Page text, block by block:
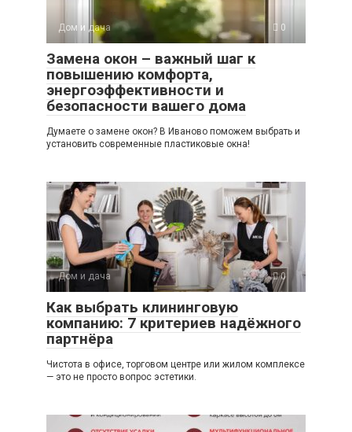
Дом и дача 0
Замена окон – важный шаг к
повышению комфорта,
энергоэффективности и
безопасности вашего дома
Думаете о замене окон? В Иваново поможем выбрать и
установить современные пластиковые окна!
Дом и дача 0
Как выбрать клининговую
компанию: 7 критериев надёжного
партнёра
Чистота в офисе, торговом центре или жилом комплексе
— это не просто вопрос эстетики.